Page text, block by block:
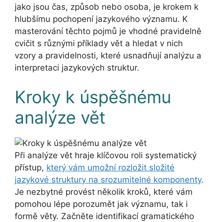
jako jsou čas, způsob nebo osoba, je krokem k
hlubšímu pochopení jazykového významu. K
masterování těchto pojmů je vhodné pravidelně
cvičit s různými příklady vět a hledat v nich
vzory a pravidelnosti, které usnadňují analýzu a
interpretaci jazykových struktur.
Kroky k úspěšnému
analýze vět
Při analýze vět hraje klíčovou roli systematický
přístup, který vám umožní rozložit složité
jazykové struktury na srozumitelné komponenty.
Je nezbytné provést několik kroků, které vám
pomohou lépe porozumět jak významu, tak i
formě věty. Začněte identifikací gramatického